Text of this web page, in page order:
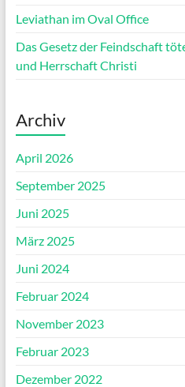
Leviathan im Oval Office
Das Gesetz der Feindschaft
und Herrschaft Christi
Archiv
April 2026
September 2025
Juni 2025
März 2025
Juni 2024
Februar 2024
November 2023
Februar 2023
Dezember 2022